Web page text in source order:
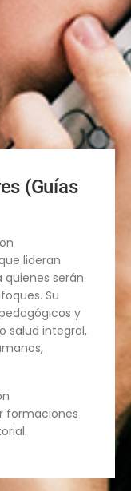
(Guías
lideran
serán
Su
y
salud integral,
formaciones